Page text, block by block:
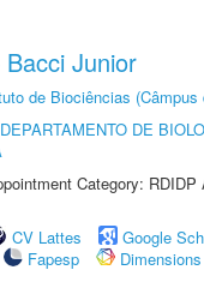
Junior
de Biociências (Câmpus
DEPARTAMENTO DE
Category: RDIDP
CV Lattes
Google
Fapesp
Dimensions